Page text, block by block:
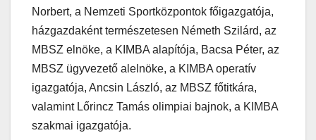
Norbert, a Nemzeti Sportközpontok főigazgatója,
házgazdaként természetesen Németh Szilárd, az
MBSZ elnöke, a KIMBA alapítója, Bacsa Péter, az
MBSZ ügyvezető alelnöke, a KIMBA operatív
igazgatója, Ancsin László, az MBSZ főtitkára,
valamint Lőrincz Tamás olimpiai bajnok, a KIMBA
szakmai igazgatója.